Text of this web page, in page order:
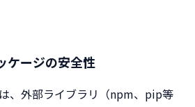
ケージの安全性
、外部ライブラリ（npm、pip等